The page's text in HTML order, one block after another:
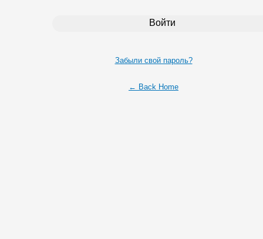
Забыли свой пароль?
← Back Home